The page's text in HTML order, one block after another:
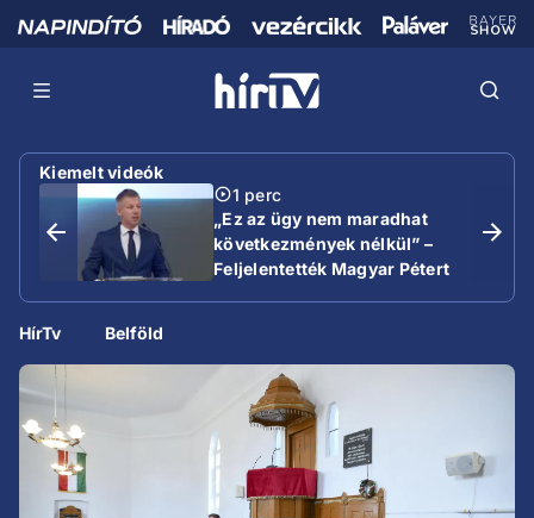
Kiemelt videók
1 perc
„Ez az ügy nem maradhat
következmények nélkül” –
Feljelentették Magyar Pétert
HírTv Belföld